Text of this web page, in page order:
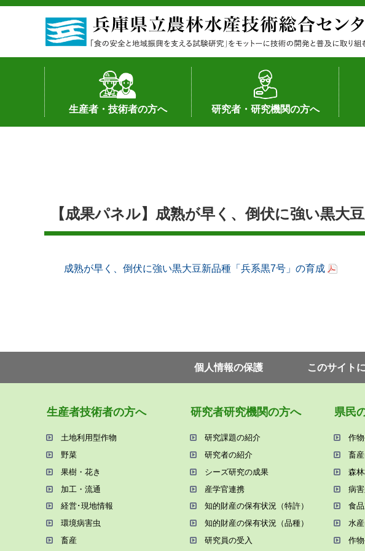
生産者・技術者の方へ
土地利用型作物
野菜
果樹・花き
加工・流通
経営･現地情報
環境病害虫
畜産
森林林業
水産
基幹種雄牛の紹介
研究者・研究機関の方へ
研究者の紹介
シーズ研究の成果
産学官連携
知的財産の保有状況（特許）
知的財産の保有状況（品種）
研究員の受入
研究活動不正行為への対応
公的研究資金への対応 作
畜
森
病
食
水
作
病
畜
水
バ
食
森
【成果パネル】成熟が早く、倒伏に強い黒
成熟が早く、倒伏に強い黒大豆新品種「兵系黒7号」の育成
個⼈情報の保護 このサイト
⽣産者技術者の⽅へ
⼟地利⽤型作物
野菜
果樹・花き
加⼯・流通
経営･現地情報
環境病害⾍
畜産
研究者研究機関の⽅へ
研究課題の紹介
研究者の紹介
シーズ研究の成果
産学官連携
知的財産の保有状況（特許）
知的財産の保有状況（品種）
研究員の受⼊
県⺠
作
畜
森
病
⾷
⽔
作